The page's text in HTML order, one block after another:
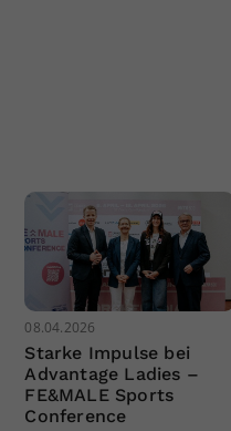
08.04.2026
Starke Impulse bei
Advantage Ladies –
FE&MALE Sports
Conference